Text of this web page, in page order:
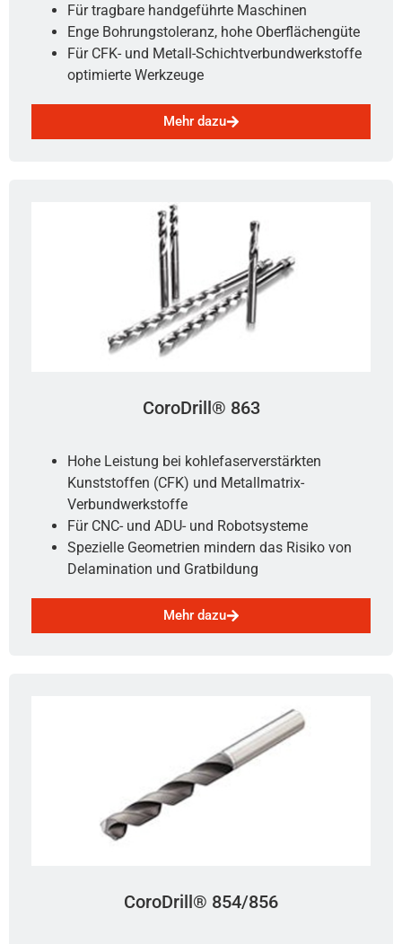
Für tragbare handgeführte Maschinen
Enge Bohrungstoleranz, hohe Oberflächengüte
Für CFK- und Metall-Schichtverbundwerkstoffe
optimierte Werkzeuge
Mehr dazu
CoroDrill® 863
Hohe Leistung bei kohlefaserverstärkten
Kunststoffen (CFK) und Metallmatrix-
Verbundwerkstoffe
Für CNC- und ADU- und Robotsysteme
Spezielle Geometrien mindern das Risiko von
Delamination und Gratbildung
Mehr dazu
CoroDrill® 854/856